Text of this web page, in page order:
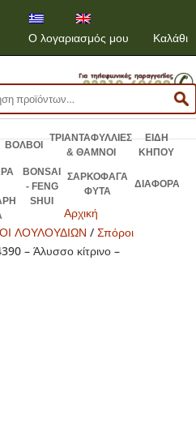
Ο λογαριασμός μου
Καλάθι
ΒΟΛΒΟΙ
ΤΡΙΑΝΤΑΦΥΛΛΙΕΣ
& ΘΑΜΝΟΙ
ΕΙΔΗ
ΚΗΠΟΥ
BONSAI
- FENG
SHUI
ΣΑΡΚΟΦΑΓΑ
ΦΥΤΑ
ΔΙΑΦΟΡΑ
Αρχική
ΛΟΥΛΟΥΔΙΩΝ / Σπόροι
– Άλυσσο κίτρινο –